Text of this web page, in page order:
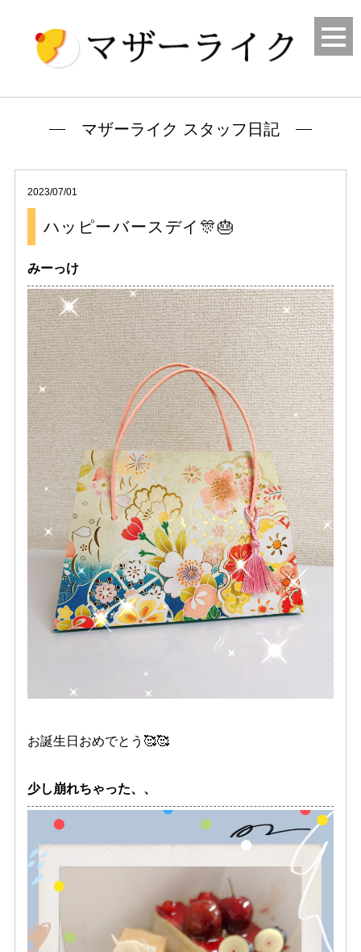
マザーライク スタッフ日記
2023/07/01
ハッピーバースデイ🎊🎂
みーっけ
お誕生日おめでとう🥰🥰
少し崩れちゃった、、